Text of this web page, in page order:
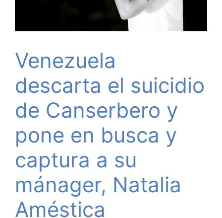
Venezuela
descarta el suicidio
de Canserbero y
pone en busca y
captura a su
mánager, Natalia
Améstica